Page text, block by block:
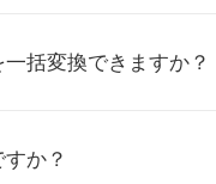
括変換できますか？
か？